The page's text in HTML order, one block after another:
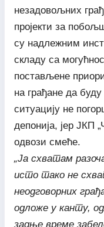
незадовољних
пројекти за
су надлежним
складу са
постављене
на грађане да
ситуацију не
депонија, јер ЈКП
одвози смеће.
„Ја схватам
исто тако не
неодговорних
одложе у канту,
задње време